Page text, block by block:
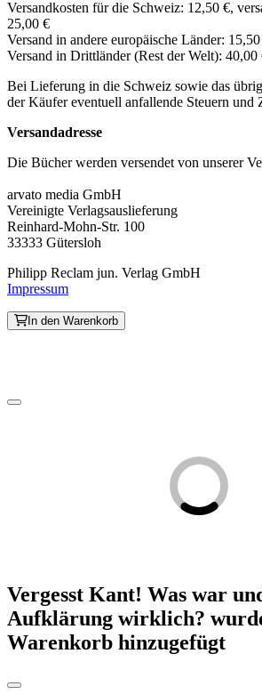
Versandkosten für die Schweiz: 12,50 €,
25,00 €
Versand in andere europäische Länder:
Versand in Drittländer (Rest der Welt): 40,00
Bei Lieferung in die Schweiz sowie das
der Käufer eventuell anfallende Steuern und
Versandadresse
Die Bücher werden versendet von unserer
arvato media GmbH
Vereinigte Verlagsauslieferung
Reinhard-Mohn-Str. 100
33333 Gütersloh
Philipp Reclam jun. Verlag GmbH
Impressum
In den Warenkorb
Vergesst Kant! Was war
Aufklärung wirklich?
Warenkorb hinzugefügt